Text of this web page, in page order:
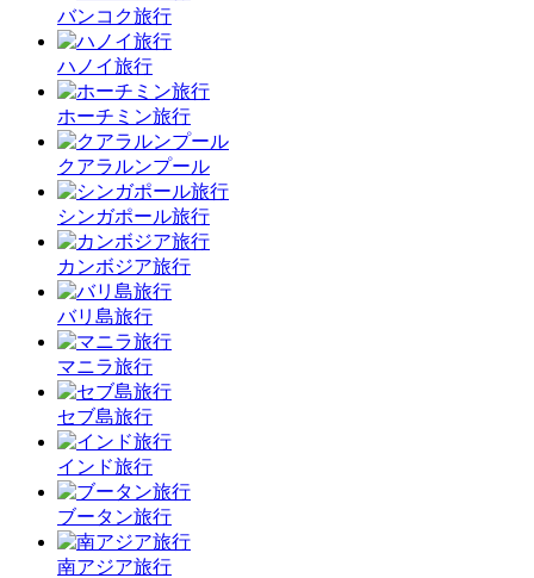
バンコク旅行
ハノイ旅行
ホーチミン旅行
クアラルンプール
シンガポール旅行
カンボジア旅行
バリ島旅行
マニラ旅行
セブ島旅行
インド旅行
ブータン旅行
南アジア旅行